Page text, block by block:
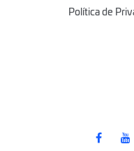
Política de